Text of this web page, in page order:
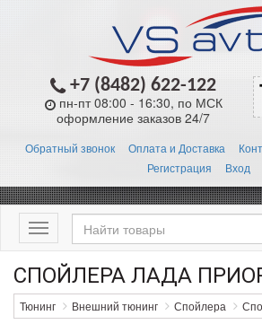
+7 (8482) 622-122
пн-пт 08:00 - 16:30, по МСК
оформление заказов 24/7
Обратный звонок Оплата и Доставка
Регистрация
Вход
Меню
СПОЙЛЕРА ЛАДА
Тюнинг Внешний тюнинг Спойлера